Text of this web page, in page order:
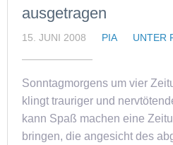
ausgetragen
15. JUNI 2008 PIA UNTER
Sonntagmorgens um vier
klingt trauriger und
kann Spaß machen eine
bringen, die angesicht des